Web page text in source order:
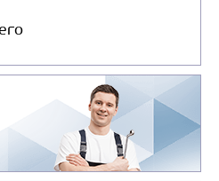
ЗАГРУЗКОЙ
7 НА ШАССИ
Цена по запросу
Производитель
Направление загрузки